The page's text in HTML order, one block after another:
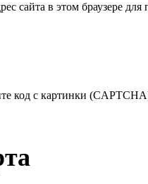
сайта в этом браузере
код с картинки